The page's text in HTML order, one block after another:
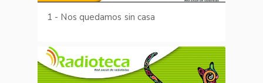
1 - Nos quedamos sin casa